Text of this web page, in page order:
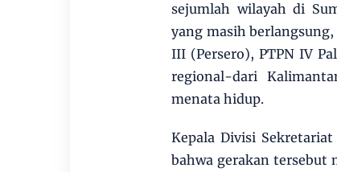
sejumlah wilayah di
yang masih
III (Persero), PTPN IV
regional-dari
menata hidup.
Kepala Divisi
bahwa gerakan tersebut